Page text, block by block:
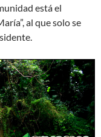
está el
al que solo se